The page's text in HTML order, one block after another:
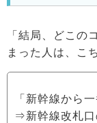
「結局、どこの
まった人は、こ
「新幹線から
⇒新幹線改札口